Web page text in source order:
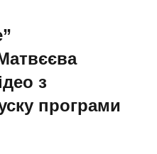
з
програми